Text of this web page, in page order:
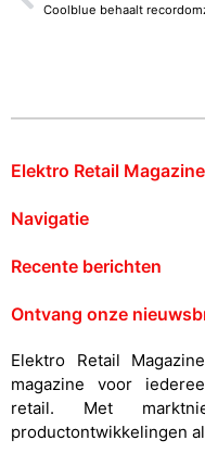
Elektro Retail Magazine
Navigatie
Recente berichten
Ontvang onze
Elektro Retail
magazine voor
retail. Met
productontwikkelingen